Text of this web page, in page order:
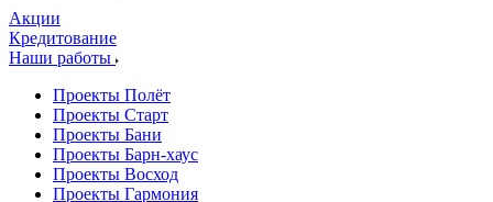
Акции
Кредитование
Наши работы
Проекты Полёт
Проекты Старт
Проекты Бани
Проекты Барн-хаус
Проекты Восход
Проекты Гармония